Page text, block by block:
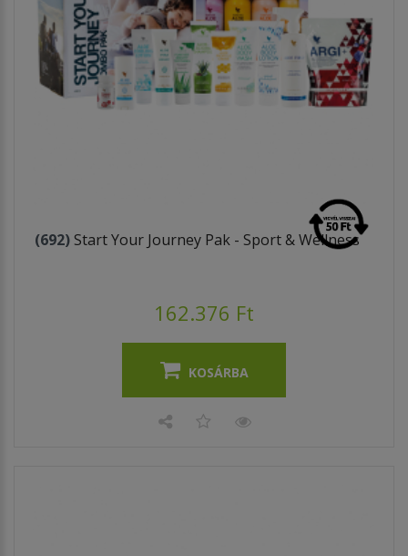
(692) Start Your Journey Pak - Sport & Wellness
162.376 Ft
KOSÁRBA